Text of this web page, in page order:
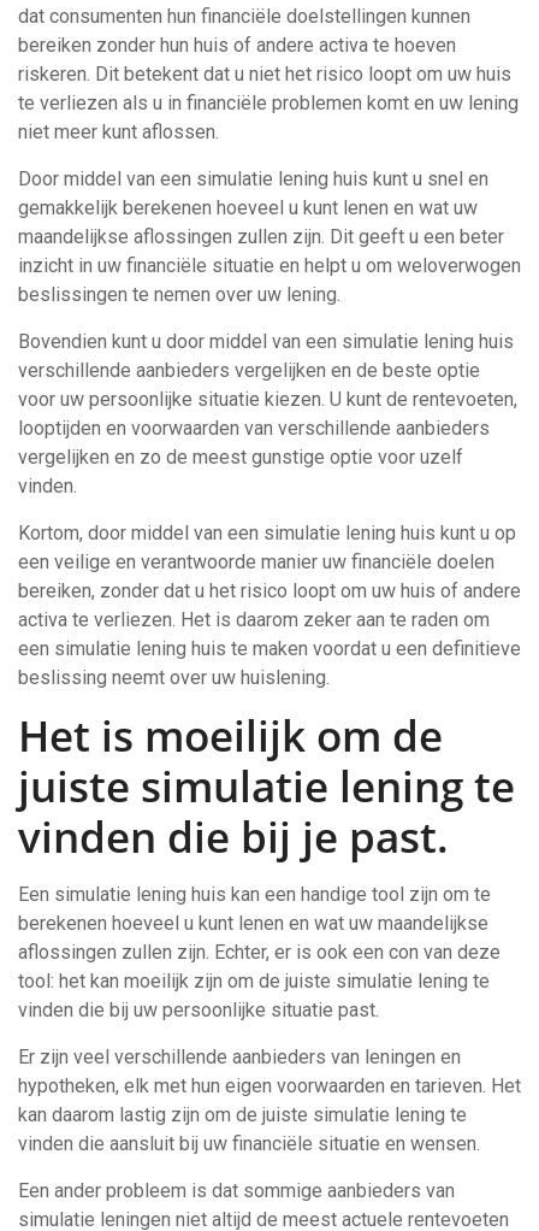
dat consumenten hun financiële doelstellingen kunnen
bereiken zonder hun huis of andere activa te hoeven
riskeren. Dit betekent dat u niet het risico loopt om uw huis
te verliezen als u in financiële problemen komt en uw lening
niet meer kunt aflossen.
Door middel van een simulatie lening huis kunt u snel en
gemakkelijk berekenen hoeveel u kunt lenen en wat uw
maandelijkse aflossingen zullen zijn. Dit geeft u een beter
inzicht in uw financiële situatie en helpt u om weloverwogen
beslissingen te nemen over uw lening.
Bovendien kunt u door middel van een simulatie lening huis
verschillende aanbieders vergelijken en de beste optie
voor uw persoonlijke situatie kiezen. U kunt de rentevoeten,
looptijden en voorwaarden van verschillende aanbieders
vergelijken en zo de meest gunstige optie voor uzelf
vinden.
Kortom, door middel van een simulatie lening huis kunt u op
een veilige en verantwoorde manier uw financiële doelen
bereiken, zonder dat u het risico loopt om uw huis of andere
activa te verliezen. Het is daarom zeker aan te raden om
een simulatie lening huis te maken voordat u een definitieve
beslissing neemt over uw huislening.
Het is moeilijk om de
juiste simulatie lening te
vinden die bij je past.
Een simulatie lening huis kan een handige tool zijn om te
berekenen hoeveel u kunt lenen en wat uw maandelijkse
aflossingen zullen zijn. Echter, er is ook een con van deze
tool: het kan moeilijk zijn om de juiste simulatie lening te
vinden die bij uw persoonlijke situatie past.
Er zijn veel verschillende aanbieders van leningen en
hypotheken, elk met hun eigen voorwaarden en tarieven. Het
kan daarom lastig zijn om de juiste simulatie lening te
vinden die aansluit bij uw financiële situatie en wensen.
Een ander probleem is dat sommige aanbieders van
simulatie leningen niet altijd de meest actuele rentevoeten